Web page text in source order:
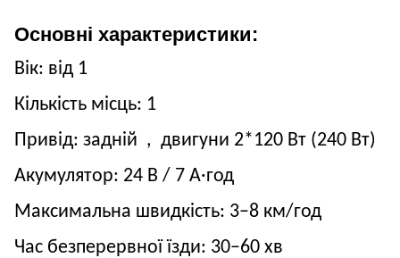
Основні характеристики:
Вік: від 1
Кількість місць: 1
Привід: задній , двигуни 2*120 Вт (240 Вт)
Акумулятор: 24 В / 7 А·год
Максимальна швидкість: 3–8 км/год
Час безперервної їзди: 30–60 хв